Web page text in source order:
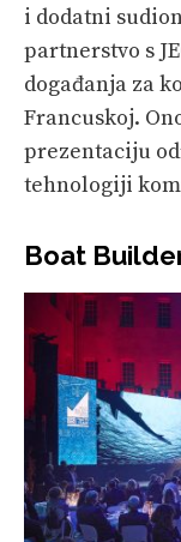
i dodatni
partnerstvo s
događanja za
Francuskoj.
prezentaciju
tehnologiji
Boat